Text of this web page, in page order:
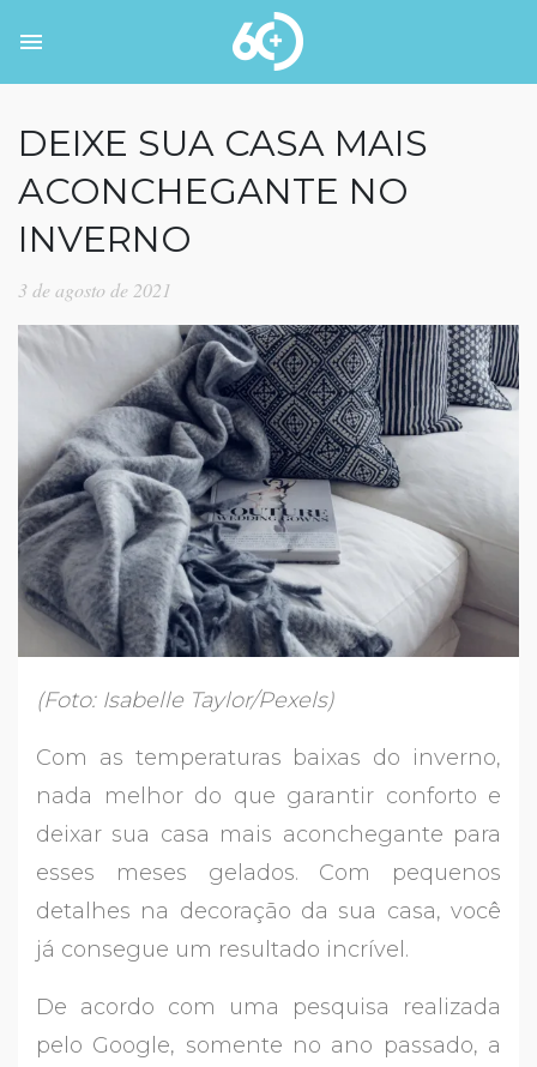
DEIXE SUA CASA MAIS
ACONCHEGANTE NO
INVERNO
3 de agosto de 2021
(Foto: Isabelle Taylor/Pexels)
Com as temperaturas baixas do inverno,
nada melhor do que garantir conforto e
deixar sua casa mais aconchegante para
esses meses gelados. Com pequenos
detalhes na decoração da sua casa, você
já consegue um resultado incrível.
De acordo com uma pesquisa realizada
pelo Google, somente no ano passado, a